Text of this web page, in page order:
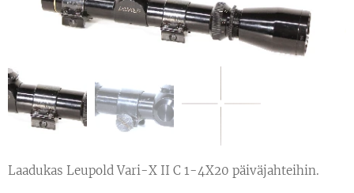
Laadukas Leupold Vari-X II C 1-4X20 päiväjahteihin.